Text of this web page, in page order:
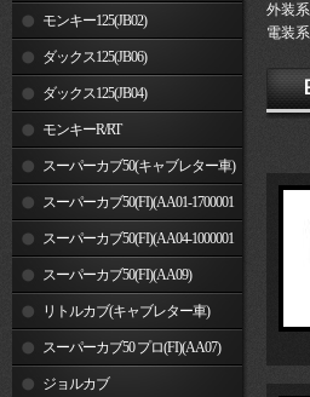
モンキー125(JB02)
ダックス125(JB06)
ダックス125(JB04)
モンキーR/RT
スーパーカブ50(キャブレター車)
スーパーカブ50(FI)(AA01-1700001
～) スーパーカブ50(FI)(AA04-1000001
～) スーパーカブ50(FI)(AA09)
リトルカブ(キャブレター車)
スーパーカブ50 プロ(FI)(AA07)
ジョルカブ
外装
電装